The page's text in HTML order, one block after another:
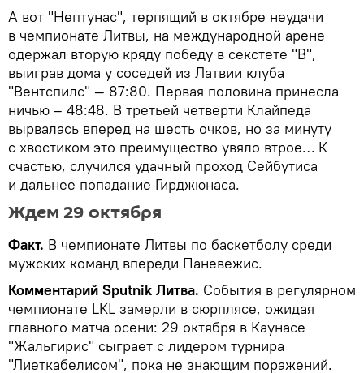
А вот "Нептунас", терпящий в октябре неудачи
в чемпионате Литвы, на международной арене
одержал вторую кряду победу в секстете "В",
выиграв дома у соседей из Латвии клуба
"Вентспилс" — 87:80. Первая половина принесла
ничью – 48:48. В третьей четверти Клайпеда
вырвалась вперед на шесть очков, но за минуту
с хвостиком это преимущество увяло втрое… К
счастью, случился удачный проход Сейбутиса
и дальнее попадание Гирджюнаса.
Ждем 29 октября
Факт. В чемпионате Литвы по баскетболу среди
мужских команд впереди Паневежис.
Комментарий Sputnik Литва. События в регулярном
чемпионате LKL замерли в сюрплясе, ожидая
главного матча осени: 29 октября в Каунасе
"Жальгирис" сыграет с лидером турнира
"Лиеткабелисом", пока не знающим поражений.